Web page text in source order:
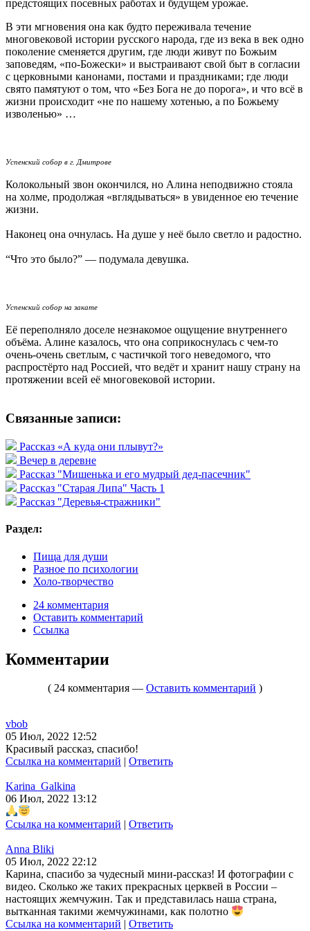
предстоящих посевных работах и будущем урожае.
В эти мгновения она как будто переживала течение
многовековой истории русского народа, где из века в век одно
поколение сменяется другим, где люди живут по Божьим
заповедям, «по-Божески» и выстраивают свой быт в согласии
с церковными канонами, постами и праздниками; где люди
свято памятуют о том, что «Без Бога не до порога», и что всё в
жизни происходит «не по нашему хотенью, а по Божьему
изволенью» …
Успенский собор в г. Дмитрове
Колокольный звон окончился, но Алина неподвижно стояла
на холме, продолжая «вглядываться» в увиденное ею течение
жизни.
Наконец она очнулась. На душе у неё было светло и радостно.
“Что это было?” — подумала девушка.
Успенский собор на закате
Её переполняло доселе незнакомое ощущение внутреннего
объёма. Алине казалось, что она соприкоснулась с чем-то
очень-очень светлым, с частичкой того неведомого, что
распростёрто над Россией, что ведёт и хранит нашу страну на
протяжении всей её многовековой истории.
Связанные записи:
Рассказ «А куда они плывут?»
Вечер в деревне
Рассказ "Мишенька и его мудрый дед-пасечник"
Рассказ "Старая Липа" Часть 1
Рассказ "Деревья-стражники"
Раздел:
Пища для души
Разное по психологии
Холо-творчество
24 комментария
Оставить комментарий
Ссылка
Комментарии
( 24 комментария — Оставить комментарий )
vbob
05 Июл, 2022 12:52
Красивый рассказ, спасибо!
Ссылка на комментарий
Ответить
Karina_Galkina
06 Июл, 2022 13:12
Ссылка на комментарий | Ответить
Anna Bliki
05 Июл, 2022 22:12
Карина, спасибо за чудесный мини-рассказ! И фотографии с
видео. Сколько же таких прекрасных церквей в России –
настоящих жемчужин. Так и представилась наша страна,
вытканная такими жемчужинами, как полотно
Ссылка на комментарий | Ответить